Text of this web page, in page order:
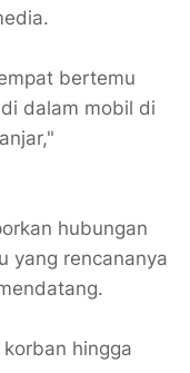
bertemu
dalam mobil di
hubungan
yang rencananya
hingga